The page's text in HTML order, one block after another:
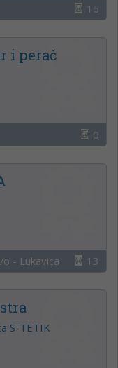
16
i perač
0
- Lukavica 13
S-TETIK